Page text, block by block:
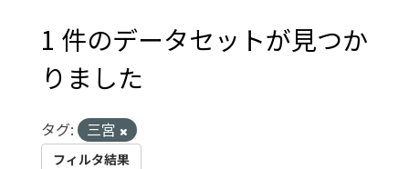
1 件のデータセットが見つか
りました
タグ: 三宮
フィルタ結果